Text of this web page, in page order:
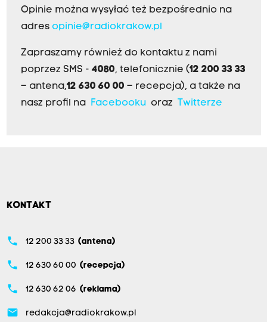
Opinie można wysyłać też bezpośrednio na
adres opinie@radiokrakow.pl
Zapraszamy również do kontaktu z nami
poprzez SMS - 4080, telefonicznie (12 200 33 33
– antena,12 630 60 00 – recepcja), a także na
nasz profil na Facebookuoraz Twitterze
KONTAKT
phone 12 200 33 33 (antena)
phone 12 630 60 00 (recepcja)
phone 12 630 62 06 (reklama)
email redakcja@radiokrakow.pl